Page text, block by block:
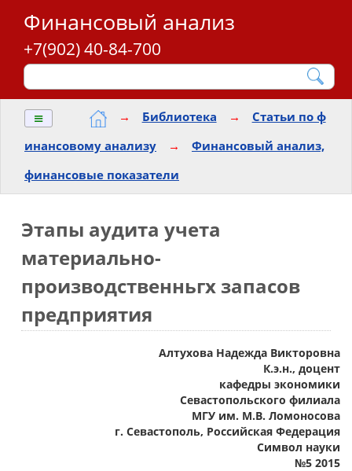
Финансовый анализ
+7(902) 40-84-700
≡ → Библиотека →
Статьи по ф
инансовому анализу
→
Финансовый анализ,
финансовые показатели
Этапы аудита учета
материально-
производственньгх запасов
предприятия
Алтухова Надежда Викторовна
К.э.н., доцент
кафедры экономики
Севастопольского филиала
МГУ им. М.В. Ломоносова
г. Севастополь, Российская Федерация
Символ науки
№5 2015